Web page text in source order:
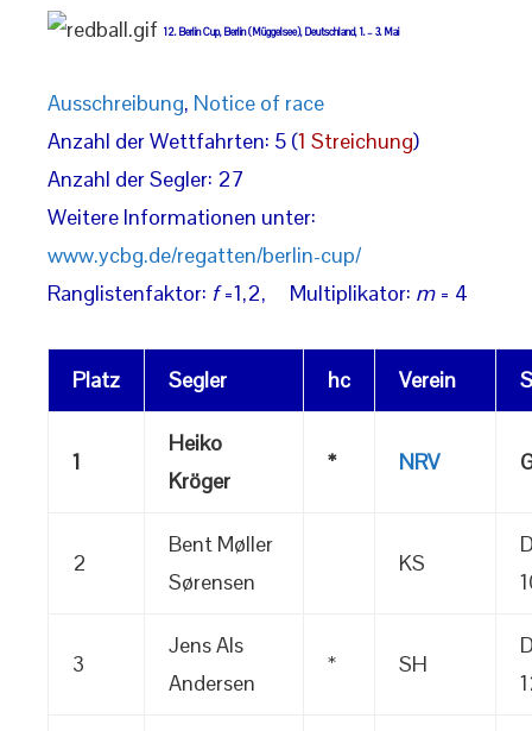
12. Berlin Cup, Berlin (Müggelsee), Deutschland, 1. – 3. Mai
Ausschreibung, Notice of race
Anzahl der Wettfahrten: 5 (1 Streichung)
Anzahl der Segler: 27
Weitere Informationen unter:
www.ycbg.de/regatten/berlin-cup/
Ranglistenfaktor: f=1,2, Multiplikator: m= 4
Platz Segler hc Verein
1
Heiko
Kröger
* NRV
2
Bent Møller
Sørensen
KS
3
Jens Als
Andersen
* SH